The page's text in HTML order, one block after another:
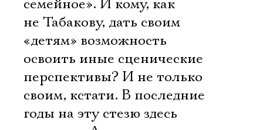
семейное». И кому, как
не Табакову, дать своим
«детям» возможность
освоить иные сценические
перспективы? И не только
своим, кстати. В последние
годы на эту стезю здесь